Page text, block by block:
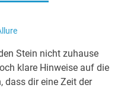
Stein nicht zuhause
klare Hinweise auf die
dass dir eine Zeit der